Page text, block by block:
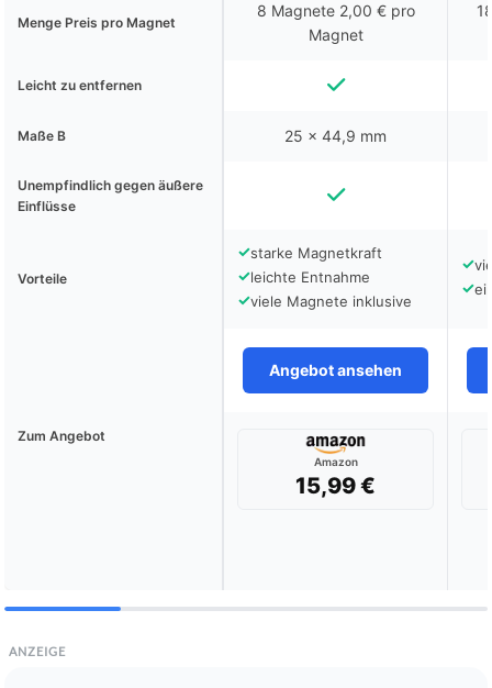
Menge Preis pro Magnet
8 Magnete 2,00 € pro
Magnet
Leicht zu entfernen
Maße B 25 x 44,9 mm
Unempfindlich gegen äußere
Einflüsse
Vorteile
✓starke Magnetkraft
✓leichte Entnahme
✓viele Magnete inklusive
✓
✓
Angebot ansehen
Zum Angebot
Amazon
15,99 €
ANZEIGE